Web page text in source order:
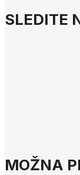
SLEDITE
MOŽNA